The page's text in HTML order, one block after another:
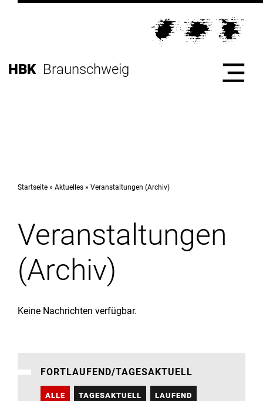
Inhalt
zur
Direkt
HBK Braunschweig
Hochschule
Studium
Institute
Forschung
Aktuelles
Startseite Aktuelles Veranstaltungen (Archiv)
Veranstaltungen
(Archiv)
Keine Nachrichten verfügbar.
FORTLAUFEND/TAGESAKTUELL
ALLE TAGESAKTUELL LAUFEND